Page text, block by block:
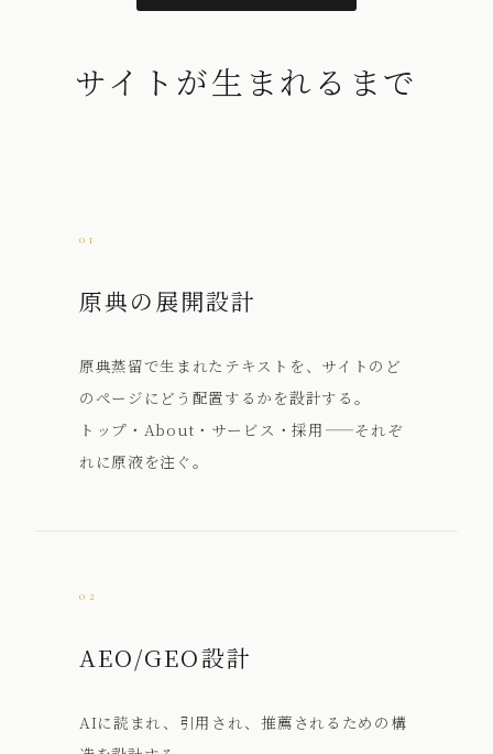
サイトが生まれるまで
01
原典の展開設計
原典蒸留で生まれたテキストを、サイトのど
のページにどう配置するかを設計する。
トップ・About・サービス・採用——それぞ
れに原液を注ぐ。
02
AEO/GEO設計
AIに読まれ、引用され、推薦されるための構